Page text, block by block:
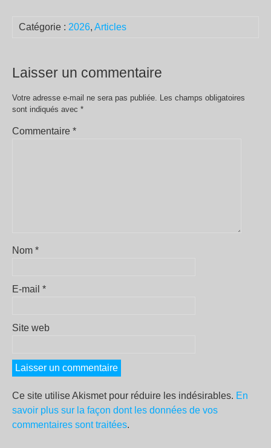
Catégorie : 2026, Articles
Laisser un commentaire
Votre adresse e-mail ne sera pas publiée. Les champs obligatoires
sont indiqués avec *
Commentaire *
Nom *
E-mail *
Site web
Ce site utilise Akismet pour réduire les indésirables. En
savoir plus sur la façon dont les données de vos
commentaires sont traitées.